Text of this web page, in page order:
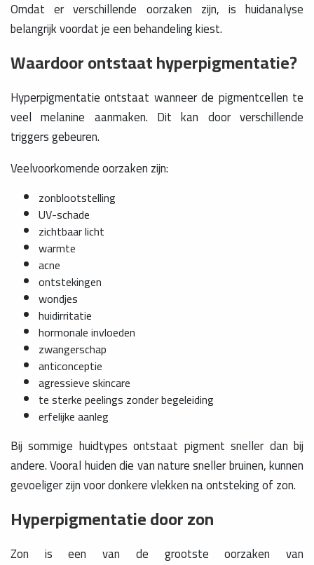
Omdat er verschillende oorzaken zijn, is huidanalyse
belangrijk voordat je een behandeling kiest.
Waardoor ontstaat hyperpigmentatie?
Hyperpigmentatie ontstaat wanneer de pigmentcellen te
veel melanine aanmaken. Dit kan door verschillende
triggers gebeuren.
Veelvoorkomende oorzaken zijn:
zonblootstelling
UV-schade
zichtbaar licht
warmte
acne
ontstekingen
wondjes
huidirritatie
hormonale invloeden
zwangerschap
anticonceptie
agressieve skincare
te sterke peelings zonder begeleiding
erfelijke aanleg
Bij sommige huidtypes ontstaat pigment sneller dan bij
andere. Vooral huiden die van nature sneller bruinen, kunnen
gevoeliger zijn voor donkere vlekken na ontsteking of zon.
Hyperpigmentatie door zon
Zon is een van de grootste oorzaken van